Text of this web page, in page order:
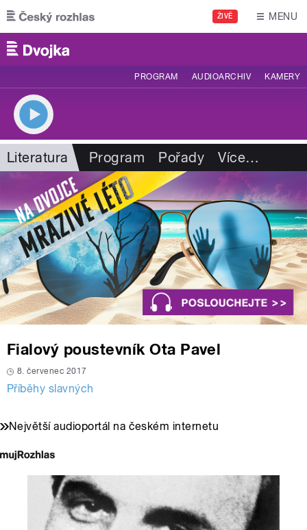
Přejít k hlavnímu obsahu
ŽIVĚ MENU
PROGRAM AUDIOARCHIV KAMERY
Literatura Program Pořady Více…
Fialový poustevník Ota Pavel
8. červenec 2017
Příběhy slavných
Největší audioportál na českém internetu